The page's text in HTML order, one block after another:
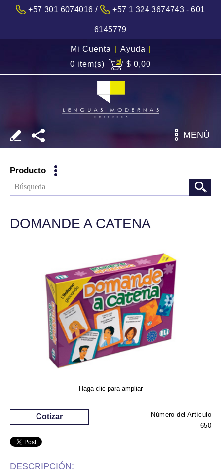
+57 301 6074016 / +57 1 324 3674743 - 601
6145779
Mi Cuenta | Ayuda |
0 item(s)
$ 0,00
MENÚ
Producto
DOMANDE A CATENA
Haga clic para ampliar
Número del Artículo
650
Cotizar
DESCRIPCIÓN: